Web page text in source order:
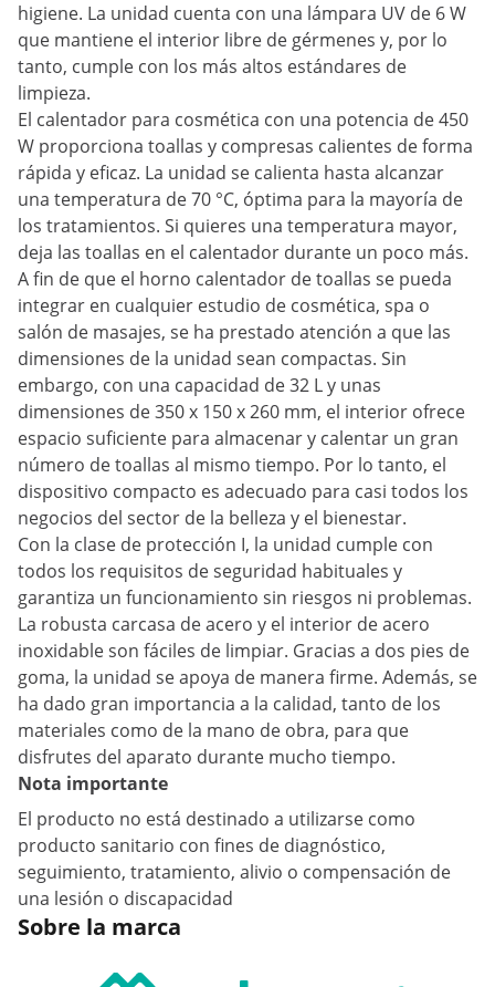
higiene. La unidad cuenta con una lámpara UV de 6 W
que mantiene el interior libre de gérmenes y, por lo
tanto, cumple con los más altos estándares de
limpieza.
El calentador para cosmética con una potencia de 450
W proporciona toallas y compresas calientes de forma
rápida y eficaz. La unidad se calienta hasta alcanzar
una temperatura de 70 °C, óptima para la mayoría de
los tratamientos. Si quieres una temperatura mayor,
deja las toallas en el calentador durante un poco más.
A fin de que el horno calentador de toallas se pueda
integrar en cualquier estudio de cosmética, spa o
salón de masajes, se ha prestado atención a que las
dimensiones de la unidad sean compactas. Sin
embargo, con una capacidad de 32 L y unas
dimensiones de 350 x 150 x 260 mm, el interior ofrece
espacio suficiente para almacenar y calentar un gran
número de toallas al mismo tiempo. Por lo tanto, el
dispositivo compacto es adecuado para casi todos los
negocios del sector de la belleza y el bienestar.
Con la clase de protección I, la unidad cumple con
todos los requisitos de seguridad habituales y
garantiza un funcionamiento sin riesgos ni problemas.
La robusta carcasa de acero y el interior de acero
inoxidable son fáciles de limpiar. Gracias a dos pies de
goma, la unidad se apoya de manera firme. Además, se
ha dado gran importancia a la calidad, tanto de los
materiales como de la mano de obra, para que
disfrutes del aparato durante mucho tiempo.
Nota importante
El producto no está destinado a utilizarse como
producto sanitario con fines de diagnóstico,
seguimiento, tratamiento, alivio o compensación de
una lesión o discapacidad
Sobre la marca